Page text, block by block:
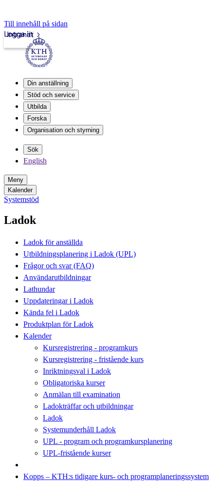
Till innehåll på sidan
Intranät
Logga in
Din anställning
Stöd och service
Utbilda
Forska
Organisation och styrning
Sök
English
Meny
Kalender
Systemstöd
Ladok
Ladok för anställda
Utbildningsplanering i Ladok (UPL)
Frågor och svar (FAQ)
Användarutbildningar
Lathundar
Uppdateringar i Ladok
Kända fel i Ladok
Produktplan för Ladok
Kalender
Kursregistrering - programkurs
Kursregistrering - fristående kurs
Inriktningsval i Ladok
Obligatoriska kurser
Anmälan till examination
Ladokträffar och utbildningar
Ladok
Systemunderhåll Ladok
UPL - program och programkursplanering
UPL-fristående kurser
Kopps – KTH:s tidigare kurs- och programplaneringssystem